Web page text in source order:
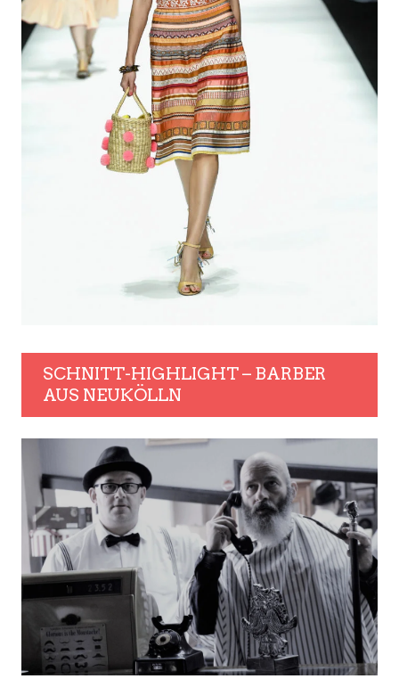
SCHNITT-HIGHLIGHT – BARBER
AUS NEUKÖLLN